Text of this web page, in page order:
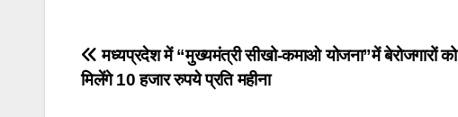
Post
navigation
मध्यप्रदेश में “मुख्यमंत्री सीखो-कमाओ योजना”में बेरोजगारों को
मिलेंगे 10 हजार रुपये प्रति महीना